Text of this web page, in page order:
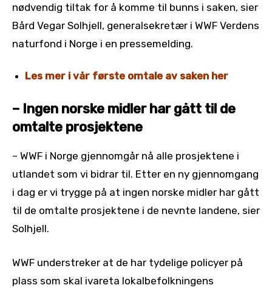
nødvendig tiltak for å komme til bunns i saken, sier
Bård Vegar Solhjell, generalsekretær i WWF Verdens
naturfond i Norge i en pressemelding.
Les mer i vår første omtale av saken her
– Ingen norske midler har gått til de
omtalte prosjektene
– WWF i Norge gjennomgår nå alle prosjektene i
utlandet som vi bidrar til. Etter en ny gjennomgang
i dag er vi trygge på at ingen norske midler har gått
til de omtalte prosjektene i de nevnte landene, sier
Solhjell.
WWF understreker at de har tydelige policyer på
plass som skal ivareta lokalbefolkningens